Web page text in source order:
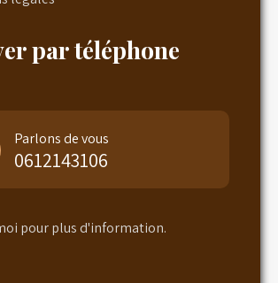
par téléphone
Parlons de vous
0612143106
pour plus d'information.